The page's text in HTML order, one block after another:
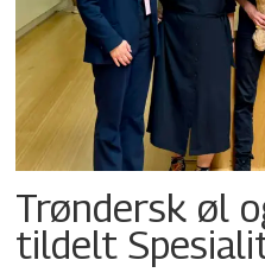
Trøndersk øl
tildelt